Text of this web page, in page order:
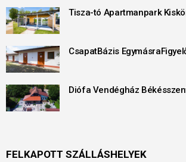
Tisza-tó Apartmanpark
CsapatBázis
Diófa Vendégház
FELKAPOTT SZÁLLÁSHELYEK